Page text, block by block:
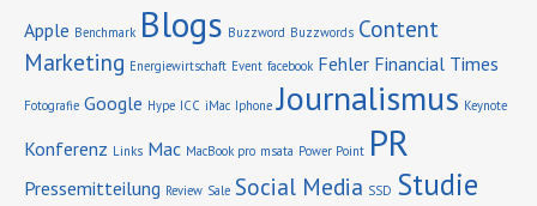
Apple Benchmark Blogs Buzzword Buzzwords Content
Marketing Energiewirtschaft Event facebook Fehler Financial Times
Fotografie Google Hype ICC iMac Iphone Journalismus Keynote
Konferenz Links Mac MacBook pro msata Power Point PR
Pressemitteilung Review Sale Social Media SSD Studie